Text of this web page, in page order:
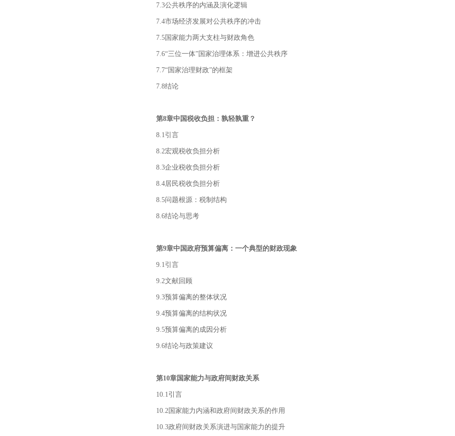
7.3公共秩序的内涵及演化逻辑
7.4市场经济发展对公共秩序的冲击
7.5国家能力两大支柱与财政角色
7.6“三位一体”国家治理体系：增进公共秩序
7.7“国家治理财政”的框架
7.8结论
第8章中国税收负担：孰轻孰重？
8.1引言
8.2宏观税收负担分析
8.3企业税收负担分析
8.4居民税收负担分析
8.5问题根源：税制结构
8.6结论与思考
第9章中国政府预算偏离：一个典型的财政现象
9.1引言
9.2文献回顾
9.3预算偏离的整体状况
9.4预算偏离的结构状况
9.5预算偏离的成因分析
9.6结论与政策建议
第10章国家能力与政府间财政关系
10.1引言
10.2国家能力内涵和政府间财政关系的作用
10.3政府间财政关系演进与国家能力的提升